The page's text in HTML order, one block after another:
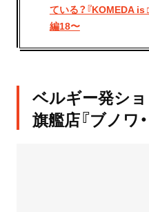
ている？『KOMEDA
編18〜
ベルギー発シ
旗艦店『ブノワ